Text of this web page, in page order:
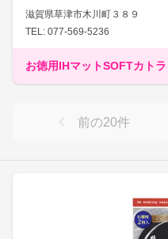
滋賀県草津市木川町３８９
TEL: 077-569-5236
お徳用IHマットSOFTカト
前の20件